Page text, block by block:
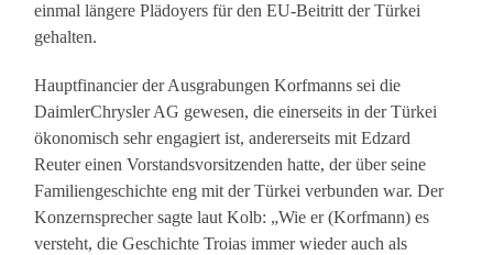
einmal längere Plädoyers für den EU-Beitritt der Türkei
gehalten.
Hauptfinancier der Ausgrabungen Korfmanns sei die
DaimlerChrysler AG gewesen, die einerseits in der Türkei
ökonomisch sehr engagiert ist, andererseits mit Edzard
Reuter einen Vorstandsvorsitzenden hatte, der über seine
Familiengeschichte eng mit der Türkei verbunden war. Der
Konzernsprecher sagte laut Kolb: „Wie er (Korfmann) es
versteht, die Geschichte Troias immer wieder auch als